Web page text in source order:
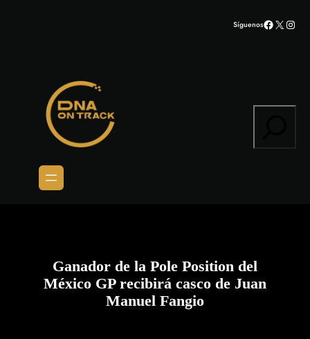
SíguenosFacebook
X
Ganador de la Pole Position del
México GP recibirá casco de Juan
Manuel Fangio